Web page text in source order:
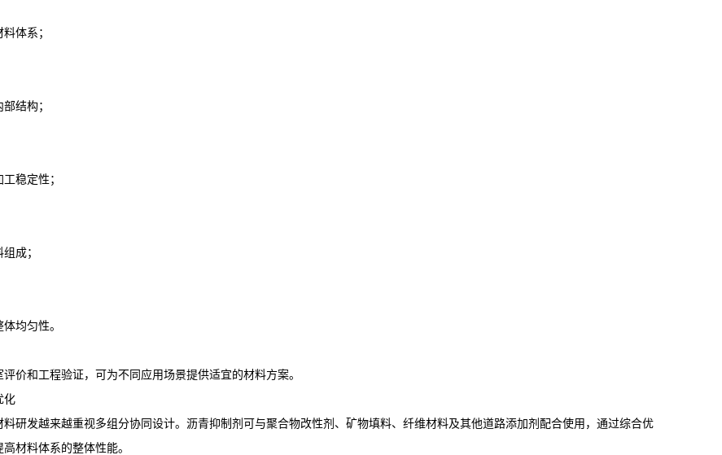
体系；
结构；
稳定性；
成；
均匀性。
评价和工程验证，可为不同应用场景提供适宜的材料方案。
化
料研发越来越重视多组分协同设计。沥青抑制剂可与聚合物改性剂、矿物填料、纤维材料及其他道路添加剂配合使用，通过综合优
材料体系的整体性能。